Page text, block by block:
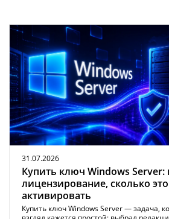
31.07.2026
Купить ключ Windows Server:
лицензирование, сколько
активировать
Купить ключ Windows Server — задача,